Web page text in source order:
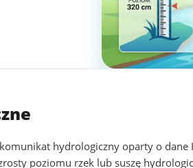
hydrologiczny oparty o dane
poziomu rzek lub suszę